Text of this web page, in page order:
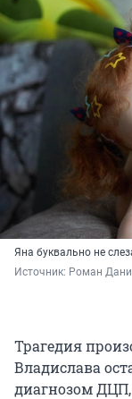
Яна буквально не
Источник: Роман
Трагедия
Владислава
диагнозом